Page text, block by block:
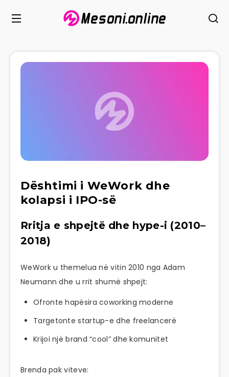
Dështimi i WeWork dhe
kolapsi i IPO-së
Rritja e shpejtë dhe hype-i (2010–
2018)
WeWork u themelua në vitin 2010 nga Adam
Neumann dhe u rrit shumë shpejt:
Ofronte hapësira coworking moderne
Targetonte startup-e dhe freelancerë
Krijoi një brand “cool” dhe komunitet
Brenda pak viteve: